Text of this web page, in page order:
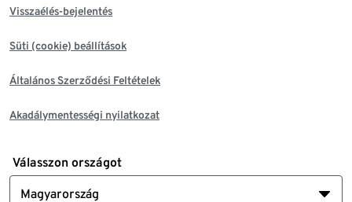
Visszaélés-bejelentés
Süti (cookie) beállítások
Általános Szerződési Feltételek
Akadálymentességi nyilatkozat
Válasszon országot
Magyarország